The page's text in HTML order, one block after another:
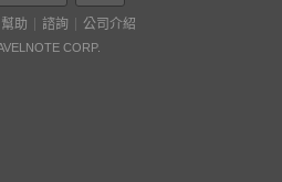
幫助 諮詢 公司介紹
CORP.